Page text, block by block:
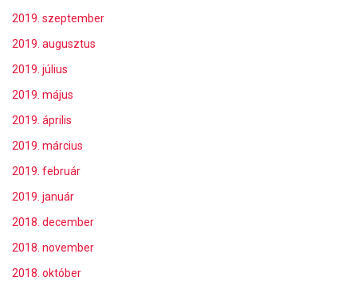
2019. szeptember
2019. augusztus
2019. július
2019. május
2019. április
2019. március
2019. február
2019. január
2018. december
2018. november
2018. október